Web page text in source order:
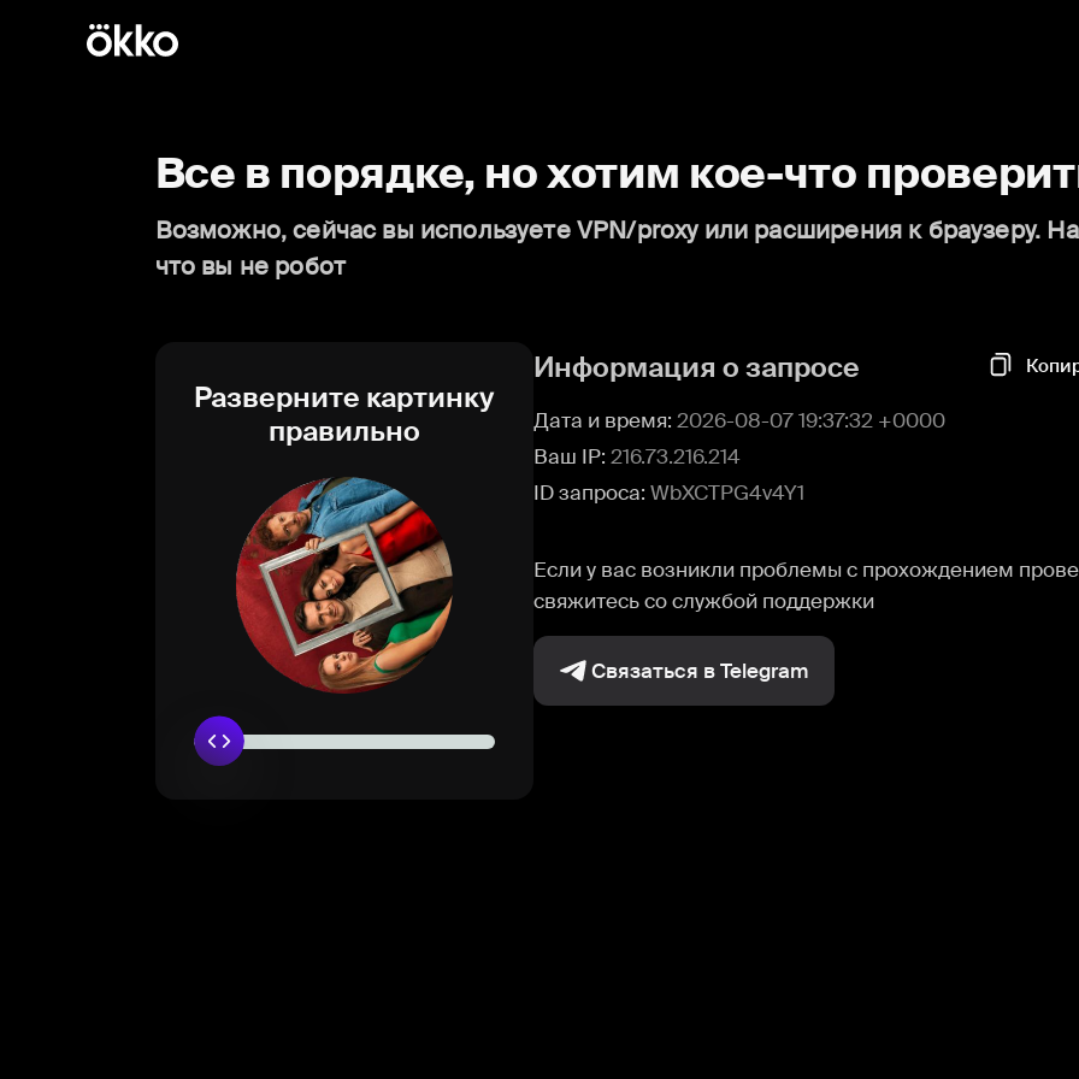
Все в порядке, но хотим кое-что
Возможно, сейчас вы используете VPN/proxy или расширения к браузеру.
что вы не робот
Разверните картинку
правильно
Информация о запросе
Дата и время: 2026-08-07 19:37:32 +0000
Ваш IP: 216.73.216.214
ID запроса: WbXCTPG4v4Y1
Если у вас возникли проблемы с прохождением
свяжитесь со службой поддержки
Связаться в Telegram